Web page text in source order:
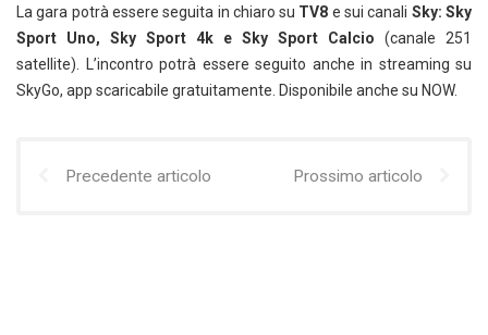
La gara potrà essere seguita in chiaro su TV8 e sui canali Sky: Sky
Sport Uno, Sky Sport 4k e Sky Sport Calcio (canale 251
satellite). L’incontro potrà essere seguito anche in streaming su
SkyGo, app scaricabile gratuitamente. Disponibile anche su NOW.
Precedente articolo Prossimo articolo